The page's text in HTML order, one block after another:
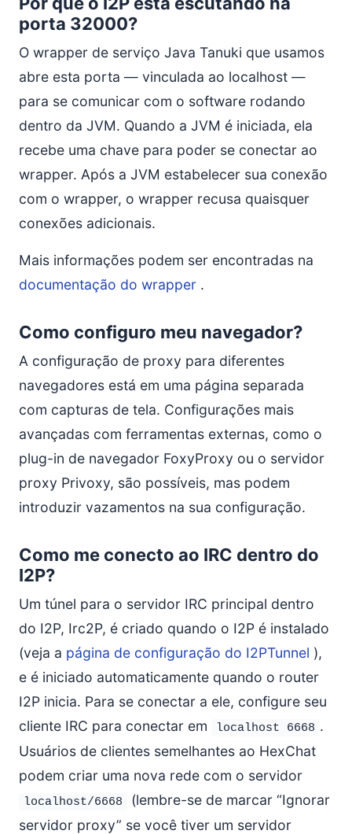
porta 32000?
O wrapper de serviço Java Tanuki que usamos
abre esta porta — vinculada ao localhost —
para se comunicar com o software rodando
dentro da JVM. Quando a JVM é iniciada, ela
recebe uma chave para poder se conectar ao
wrapper. Após a JVM estabelecer sua conexão
com o wrapper, o wrapper recusa quaisquer
conexões adicionais.
Mais informações podem ser encontradas na
documentação do wrapper .
Como configuro meu navegador?
A configuração de proxy para diferentes
navegadores está em uma página separada
com capturas de tela. Configurações mais
avançadas com ferramentas externas, como o
plug-in de navegador FoxyProxy ou o servidor
proxy Privoxy, são possíveis, mas podem
introduzir vazamentos na sua configuração.
Como me conecto ao IRC dentro do
I2P?
Um túnel para o servidor IRC principal dentro
do I2P, Irc2P, é criado quando o I2P é instalado
(veja a página de configuração do I2PTunnel ),
e é iniciado automaticamente quando o router
I2P inicia. Para se conectar a ele, configure seu
cliente IRC para conectar em
localhost 6668 .
Usuários de clientes semelhantes ao HexChat
podem criar uma nova rede com o servidor
localhost/6668
(lembre-se de marcar “Ignorar
servidor proxy” se você tiver um servidor